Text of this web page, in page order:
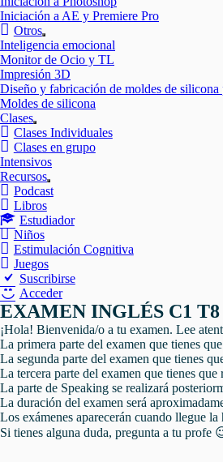
Iniciación a AE y Premiere Pro
Otros
Mostrar
el
submenú
Inteligencia emocional
Monitor de Ocio y TL
Impresión 3D
Diseño y fabricación de moldes de silicona
Moldes de silicona
Clases
Mostrar
el
submenú
Clases Individuales
Clases en grupo
Intensivos
Recursos
Mostrar
el
Podcast
Libros
Estudiador
Niños
Estimulación Cognitiva
Juegos
Suscribirse
Acceder
EXAMEN INGLÉS C1 T8
¡Hola! Bienvenida/o a tu examen. Lee
La primera parte del examen que tienes
La segunda parte del examen que tienes
La tercera parte del examen que tienes
La parte de Speaking se realizará
La duración del examen será
Los exámenes aparecerán cuando llegue la
Si tienes alguna duda, pregunta a tu profe